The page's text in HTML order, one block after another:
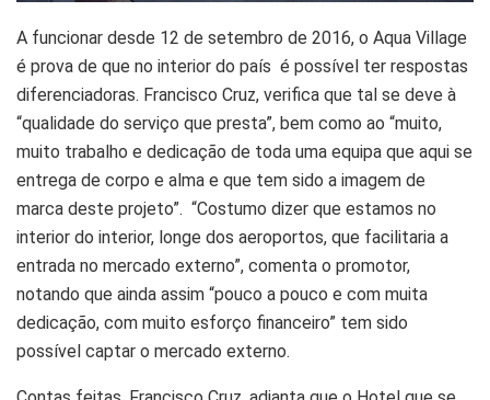
A funcionar desde 12 de setembro de 2016, o Aqua Village
é prova de que no interior do país é possível ter respostas
diferenciadoras. Francisco Cruz, verifica que tal se deve à
“qualidade do serviço que presta”, bem como ao “muito,
muito trabalho e dedicação de toda uma equipa que aqui se
entrega de corpo e alma e que tem sido a imagem de
marca deste projeto”. “Costumo dizer que estamos no
interior do interior, longe dos aeroportos, que facilitaria a
entrada no mercado externo”, comenta o promotor,
notando que ainda assim “pouco a pouco e com muita
dedicação, com muito esforço financeiro” tem sido
possível captar o mercado externo.